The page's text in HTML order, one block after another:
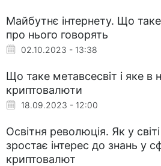
Майбутнє інтернету. Що
про нього говорять
02.10.2023 - 13:38
Що таке метавсесвіт і яке в
криптовалюти
18.09.2023 - 12:00
Освітня революція. Як у світі
зростає інтерес до знань у
криптовалют